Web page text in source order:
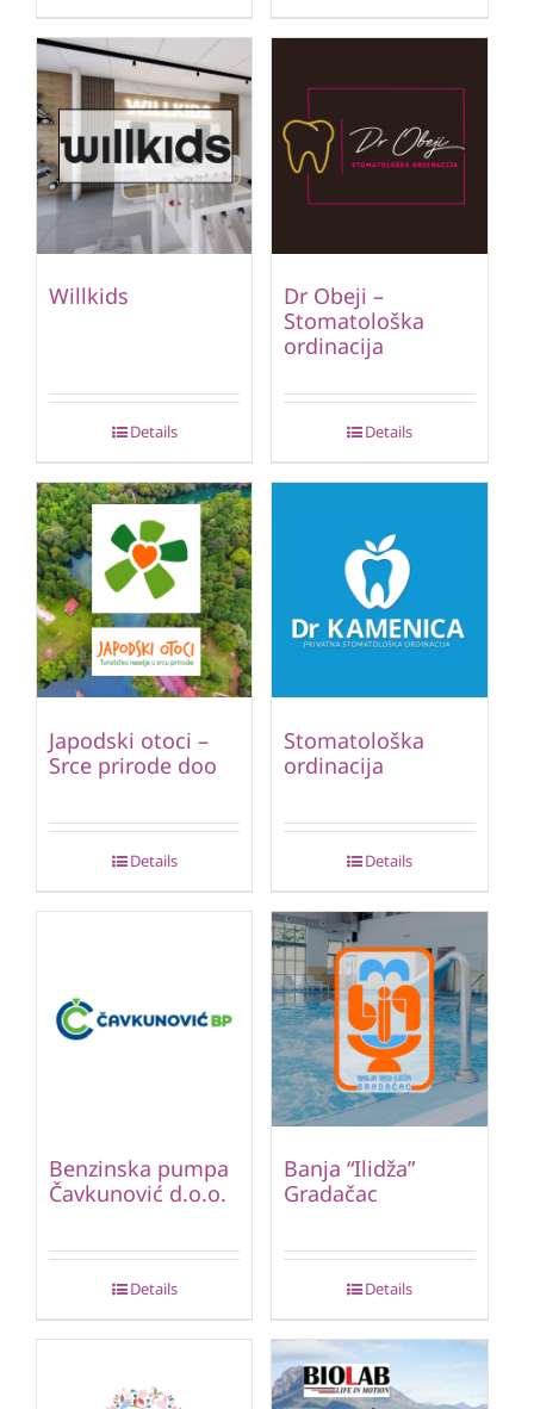
Willkids
Details
Dr Obeji –
Stomatološka
ordinacija
Details
Japodski otoci –
Srce prirode doo
Details
Stomatološka
ordinacija
Details
Benzinska pumpa
Čavkunović d.o.o.
Details
Banja “Ilidža”
Gradačac
Details